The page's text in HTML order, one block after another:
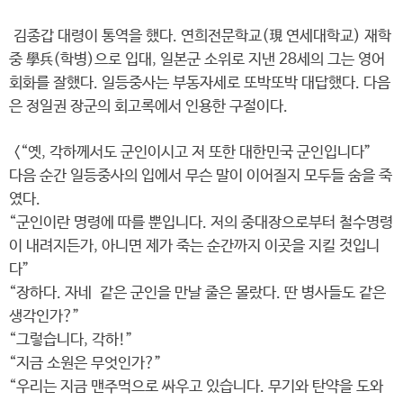
김종갑 대령이 통역을 했다. 연희전문학교(現 연세대학교) 재학
중 學兵(학병)으로 입대, 일본군 소위로 지낸 28세의 그는 영어
회화를 잘했다. 일등중사는 부동자세로 또박또박 대답했다. 다음
은 정일권 장군의 회고록에서 인용한 구절이다.
<“옛, 각하께서도 군인이시고 저 또한 대한민국 군인입니다”
다음 순간 일등중사의 입에서 무슨 말이 이어질지 모두들 숨을 죽
였다.
“군인이란 명령에 따를 뿐입니다. 저의 중대장으로부터 철수명령
이 내려지든가, 아니면 제가 죽는 순간까지 이곳을 지킬 것입니
다”
“장하다. 자네 같은 군인을 만날 줄은 몰랐다. 딴 병사들도 같은
생각인가?”
“그렇습니다, 각하!”
“지금 소원은 무엇인가?”
“우리는 지금 맨주먹으로 싸우고 있습니다. 무기와 탄약을 도와